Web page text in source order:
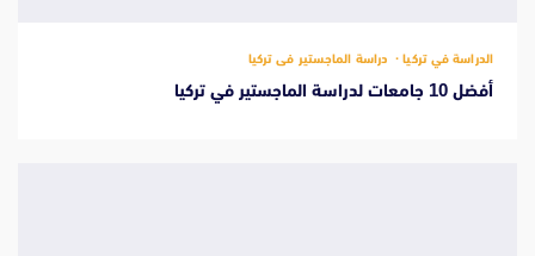
الدراسة في تركيا دراسة الماجستير فى تركيا
أفضل 10 جامعات لدراسة الماجستير في تركيا